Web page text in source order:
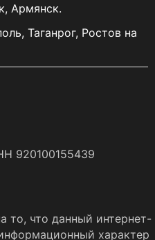
Армянск.
Таганрог, Ростов на
920100155439
то, что данный интернет-
характер